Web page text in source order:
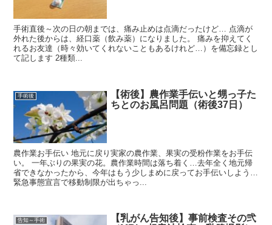
手術直後～次の日の朝までは、痛み止めは点滴だったけど… 点滴が
外れた後からは、経口薬（飲み薬）になりました。 痛みを抑えてく
れるお友達（時々効いてくれないこともあるけれど…）を備忘録とし
て記します 2種類...
手術後
【術後】農作業手伝いと甥っ子た
ちとのお風呂問題（術後37日）
農作業お手伝い 地元に戻り実家の農作業、果実の受粉作業をお手伝
い。 一年ぶりの果実の花。農作業時間は落ち着く…去年全く地元帰
省できなかったから、今年はもう少しまめに戻ってお手伝いしよう…
緊急事態宣言で移動制限が出ちゃっ...
告知～手術
【乳がん告知後】事前検査その弐